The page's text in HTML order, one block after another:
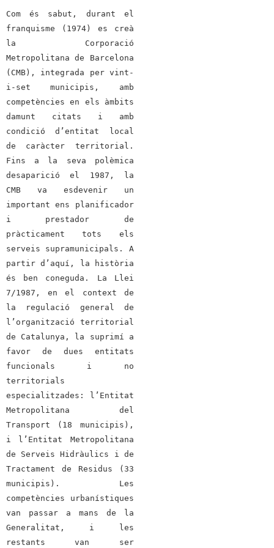
Com és sabut, durant el
franquisme (1974) es creà
la Corporació
Metropolitana de Barcelona
(CMB), integrada per vint-
i-set municipis, amb
competències en els àmbits
damunt citats i amb
condició d’entitat local
de caràcter territorial.
Fins a la seva polèmica
desaparició el 1987, la
CMB va esdevenir un
important ens planificador
i prestador de
pràcticament tots els
serveis supramunicipals. A
partir d’aquí, la història
és ben coneguda. La Llei
7/1987, en el context de
la regulació general de
l’organització territorial
de Catalunya, la suprimí a
favor de dues entitats
funcionals i no
territorials
especialitzades: l’Entitat
Metropolitana del
Transport (18 municipis),
i l’Entitat Metropolitana
de Serveis Hidràulics i de
Tractament de Residus (33
municipis). Les
competències urbanístiques
van passar a mans de la
Generalitat, i les
restants van ser